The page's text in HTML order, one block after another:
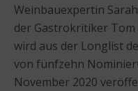
Weinbauexpertin
der Gastrokritiker
wird aus der Longlist
von fünfzehn
November 2020